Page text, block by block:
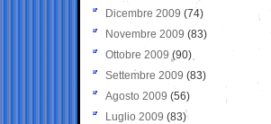
Dicembre 2009 (74)
Novembre 2009 (83)
Ottobre 2009 (90)
Settembre 2009 (83)
Agosto 2009 (56)
Luglio 2009 (83)